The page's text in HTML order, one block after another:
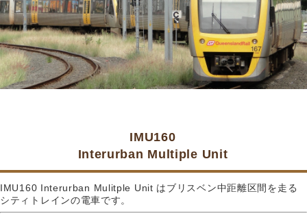
IMU160
Interurban Multiple Unit
IMU160 Interurban Mulitple Unit はブリスベン中距離区間を走る
シティトレインの電車です。